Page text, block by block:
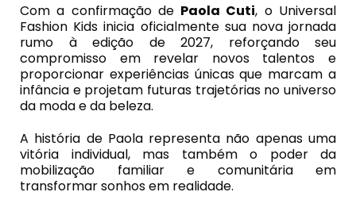
Com a confirmação de Paola Cuti, o Universal
Fashion Kids inicia oficialmente sua nova jornada
rumo à edição de 2027, reforçando seu
compromisso em revelar novos talentos e
proporcionar experiências únicas que marcam a
infância e projetam futuras trajetórias no universo
da moda e da beleza.
A história de Paola representa não apenas uma
vitória individual, mas também o poder da
mobilização familiar e comunitária em
transformar sonhos em realidade.